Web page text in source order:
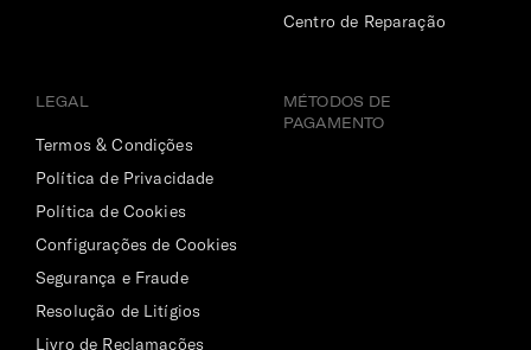
Centro de Reparação
LEGAL
Termos & Condições
Política de Privacidade
Política de Cookies
Configurações de Cookies
Segurança e Fraude
Resolução de Litígios
Livro de Reclamações
MÉTODOS DE
PAGAMENTO